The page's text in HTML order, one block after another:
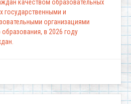
качеством образовательных
государственными и
организациями
в 2026 году